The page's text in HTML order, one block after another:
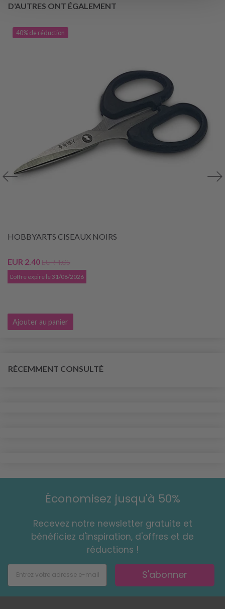
D'AUTRES ONT ÉGALEMENT
40% de réduction
HOBBYARTS CISEAUX NOIRS
EUR 2.40EUR 4.05
L'offre expire le 31/08/2026
Ajouter au panier
RÉCEMMENT CONSULTÉ
Économisez jusqu'à 50%
Recevez notre newsletter gratuite et
bénéficiez d'inspiration, d'offres et de
réductions !
S'abonner